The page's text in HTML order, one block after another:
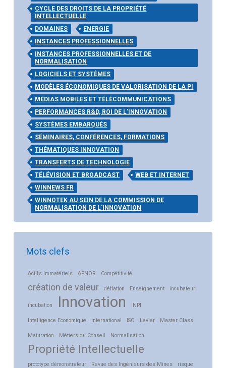
CYCLE DES DROITS DE LA PROPRIÉTÉ
INTELLECTUELLE
DOMAINES
ENERGIE
INSTANCES PROFESSIONNELLES
INSTANCES PROFESSIONNELLES ET DE
NORMALISATION
LOGICIELS ET SYSTÈMES
MODÈLES ÉCONOMIQUES DE VALORISATION DE LA PI
MÉDIAS MOBILES ET TÉLÉCOMMUNICATIONS
PERFORMANCES R&D, ROI DE L'INNOVATION
SYSTÈMES EMBARQUÉS
SÉMINAIRES, CONFÉRENCES, FORMATIONS
THÉMATIQUES INNOVATION
TRANSFERTS DE TECHNOLOGIE
TÉLÉVISION ET BROADCAST
WEB ET INTERNET
WINNEWS FR
WINNOTEK AU SEIN DE LA COMMISSION DE
NORMALISATION DE L'INNOVATION
Mots clefs
Actifs Immatériels AFNOR Compétitivité
création de valeur déflation Enseignement incubateur
incubation Innovation INPI
Intelligence Economique international ISO Levier Master Class
Maturation Métiers du Conseil Normalisation
Propriété Intellectuelle
prototype démonstrateur Revue des Ingénieurs des Mines risque